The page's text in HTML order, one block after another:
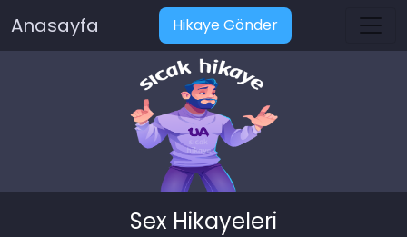
Anasayfa Hikaye Gönder
Sex Hikayeleri